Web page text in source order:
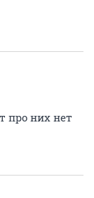
про них нет